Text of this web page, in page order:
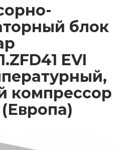
блок
EVI
компрессор